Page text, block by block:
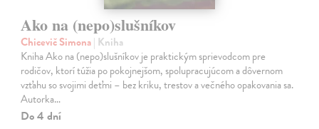
Ako na (nepo)slušníkov
Chicevič Simona| Kniha
Kniha Ako na (nepo)slušníkov je praktickým sprievodcom pre
rodičov, ktorí túžia po pokojnejšom, spolupracujúcom a dôvernom
vzťahu so svojimi deťmi – bez kriku, trestov a večného opakovania sa.
Autorka…
Do 4 dní